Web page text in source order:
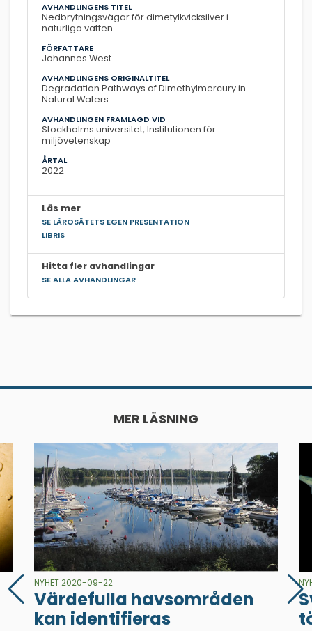
AVHANDLINGENS TITEL
Nedbrytningsvägar för dimetylkvicksilver i
naturliga vatten
FÖRFATTARE
Johannes West
AVHANDLINGENS ORIGINALTITEL
Degradation Pathways of Dimethylmercury in
Natural Waters
AVHANDLINGEN FRAMLAGD VID
Stockholms universitet, Institutionen för
miljövetenskap
ÅRTAL
2022
Läs mer
SE LÄROSÄTETS EGEN PRESENTATION
LIBRIS
Hitta fler avhandlingar
SE ALLA AVHANDLINGAR
MER LÄSNING
NYHET 2020-09-22
Värdefulla havsområden
kan identifieras